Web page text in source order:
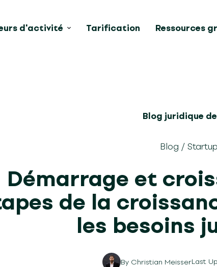
d'activité Tarification Ressources
Blog juridique de
Blog /
Démarrage et
de la
les besoins
By Christian MeisserLast